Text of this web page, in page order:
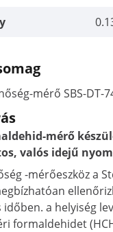
mérő SBS-DT-
mérő
valós idejű
-mérőeszköz a
időben. a helyiség
formaldehidet (